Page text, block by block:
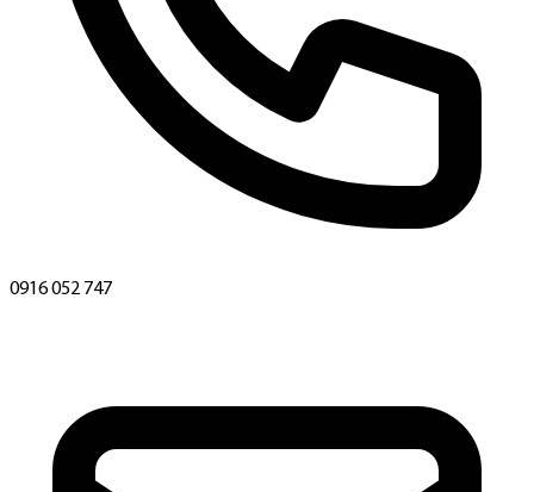
0916 052 747